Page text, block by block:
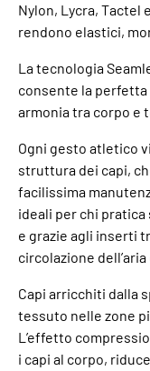
Nylon, Lycra, Tactel
rendono elastici,
La tecnologia
consente la
armonia tra corpo e
Ogni gesto atletico
struttura dei capi,
facilissima
ideali per chi
e grazie agli inserti
circolazione
Capi arricchiti dalla
tessuto nelle zone
L’effetto
i capi al corpo,